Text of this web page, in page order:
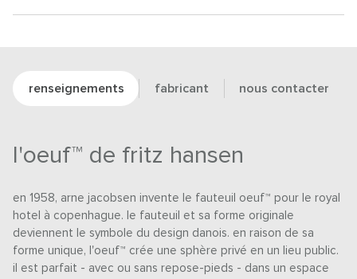
renseignements fabricant nous contacter
l'oeuf™ de fritz hansen
en 1958, arne jacobsen invente le fauteuil oeuf™ pour le royal
hotel à copenhague. le fauteuil et sa forme originale
deviennent le symbole du design danois. en raison de sa
forme unique, l'oeuf™ crée une sphère privé en un lieu public.
il est parfait - avec ou sans repose-pieds - dans un espace